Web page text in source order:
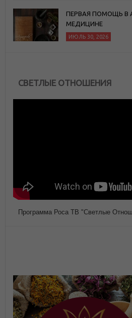
ПЕРВАЯ ПОМОЩЬ В
МЕДИЦИНЕ
ИЮЛЬ 30, 2026
СВЕТЛЫЕ ОТНОШЕНИЯ
Программа Роса ТВ "Светлые